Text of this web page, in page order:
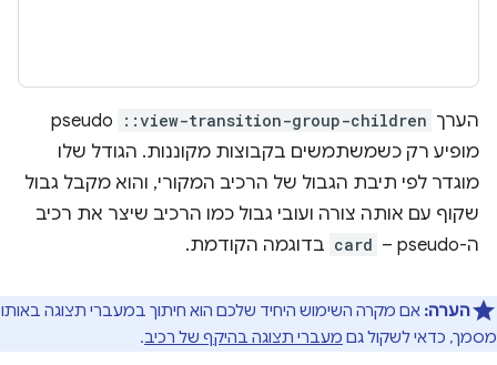
הערך ::view-transition-group-children
pseudo
מופיע רק כשמשתמשים בקבוצות מקוננות. הגודל שלו
מוגדר לפי תיבת הגבול של הרכיב המקורי, והוא מקבל גבול
שקוף עם אותה צורה ועובי גבול כמו הרכיב שיצר את רכיב
ה-pseudo –
card בדוגמה הקודמת.
הערה: אם מקרה השימוש היחיד שלכם הוא חיתוך במעברי תצוגה באותו
מסמך, כדאי לשקול גם מעברי תצוגה בהיקף של רכיב.